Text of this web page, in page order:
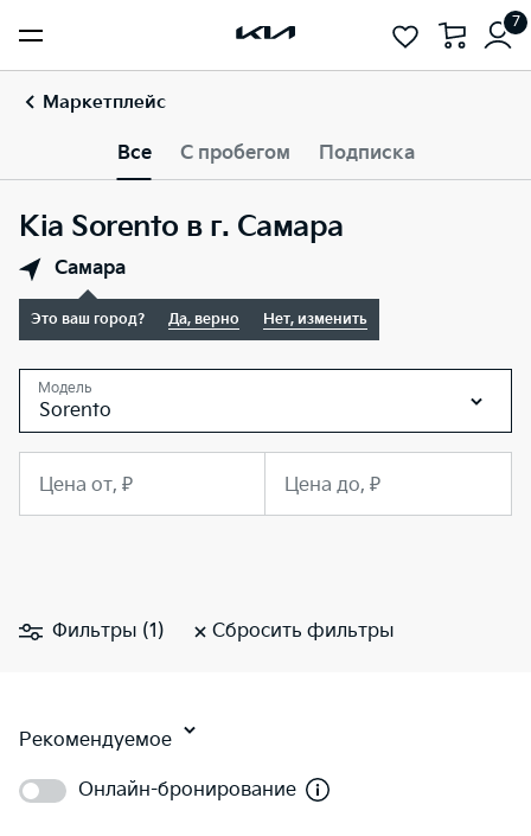
7
Маркетплейс
Все С пробегом Подписка
Kia Sorento в г. Самара
Самара
Это ваш город? Да, верно Нет, изменить
Модель
Sorento
Цена от, ₽ Цена до, ₽
Фильтры (1) Сбросить фильтры
Рекомендуемое
Онлайн-бронирование